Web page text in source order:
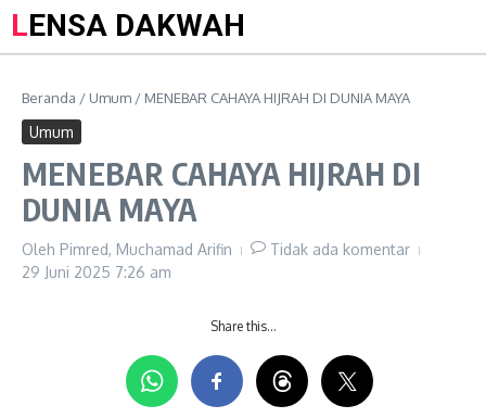
LENSA DAKWAH
Beranda / Umum / MENEBAR CAHAYA HIJRAH DI DUNIA MAYA
Umum
MENEBAR CAHAYA HIJRAH DI
DUNIA MAYA
Oleh Pimred, Muchamad Arifin
Tidak ada komentar
29 Juni 2025 7:26 am
Share this…